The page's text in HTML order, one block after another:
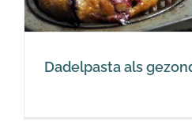
Dadelpasta als